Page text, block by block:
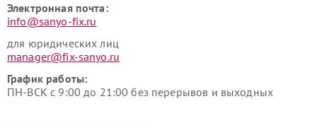
Электронная почта:
info@sanyo-fix.ru
для юридических лиц
manager@fix-sanyo.ru
График работы:
ПН-ВСК с 9:00 до 21:00 без перерывов и выходных